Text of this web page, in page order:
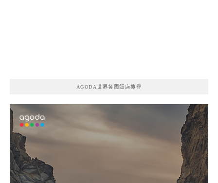
AGODA世界各國飯店搜尋